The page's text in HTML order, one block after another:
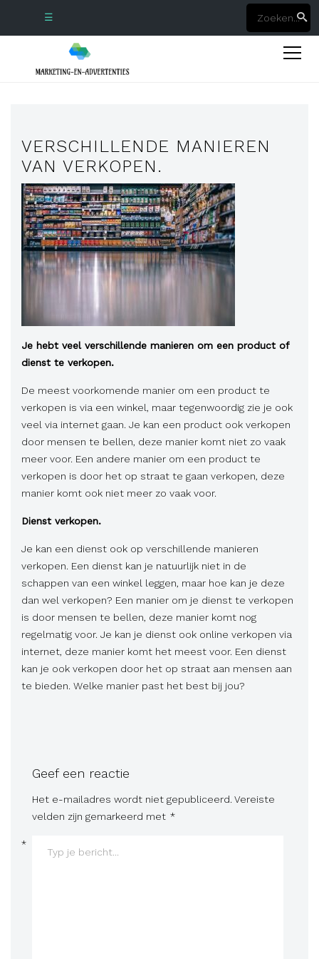
☰
VERSCHILLENDE MANIEREN
VAN VERKOPEN.
Je hebt veel verschillende manieren om een product of
dienst te verkopen.
De meest voorkomende manier om een product te
verkopen is via een winkel, maar tegenwoordig zie je ook
veel via internet gaan. Je kan een product ook verkopen
door mensen te bellen, deze manier komt niet zo vaak
meer voor. Een andere manier om een product te
verkopen is door het op straat te gaan verkopen, deze
manier komt ook niet meer zo vaak voor.
Dienst verkopen.
Je kan een dienst ook op verschillende manieren
verkopen. Een dienst kan je natuurlijk niet in de
schappen van een winkel leggen, maar hoe kan je deze
dan wel verkopen? Een manier om je dienst te verkopen
is door mensen te bellen, deze manier komt nog
regelmatig voor. Je kan je dienst ook online verkopen via
internet, deze manier komt het meest voor. Een dienst
kan je ook verkopen door het op straat aan mensen aan
te bieden. Welke manier past het best bij jou?
Geef een reactie
Het e-mailadres wordt niet gepubliceerd. Vereiste
velden zijn gemarkeerd met *
*